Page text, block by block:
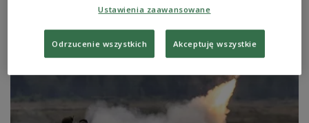
POLSKA MON broń Francja
Ustawienia zaawansowane
Odrzucenie wszystkich Akceptuję wszystkie